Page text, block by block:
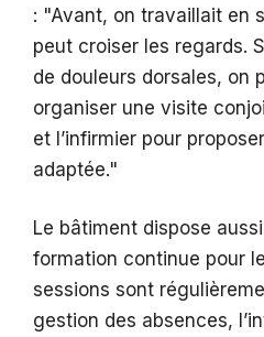
:
Avant, on travaillait en
peut croiser les regards.
de douleurs dorsales, on
organiser une visite
et l’infirmier pour
adaptée.
Le bâtiment dispose
formation continue pour
sessions sont
gestion des absences,